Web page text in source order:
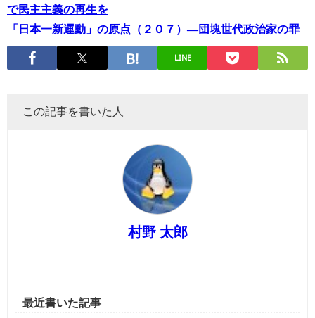
で民主主義の再生を
「日本一新運動」の原点（２０７）―団塊世代政治家の罪
LINE
この記事を書いた人
村野 太郎
最近書いた記事